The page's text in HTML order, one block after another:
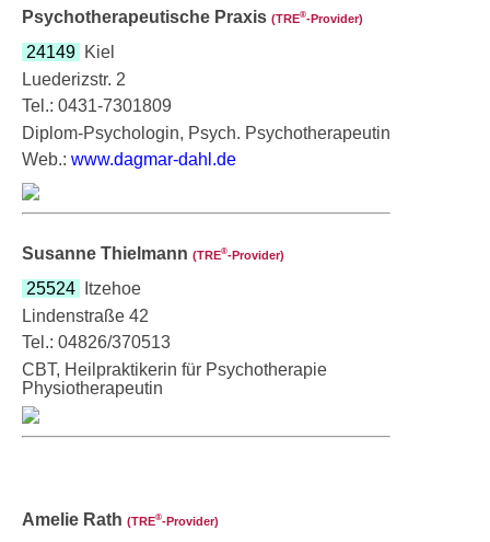
Psychotherapeutische Praxis (TRE®‑Provider)
24149 Kiel
Luederizstr. 2
Tel.: 0431-7301809
Diplom-Psychologin, Psych. Psychotherapeutin
Web.: www.dagmar-dahl.de
Susanne Thielmann (TRE®‑Provider)
25524
Itzehoe
Lindenstraße 42
Tel.: 04826/370513
CBT, Heilpraktikerin für Psychotherapie
Physiotherapeutin
Amelie Rath (TRE®‑Provider)